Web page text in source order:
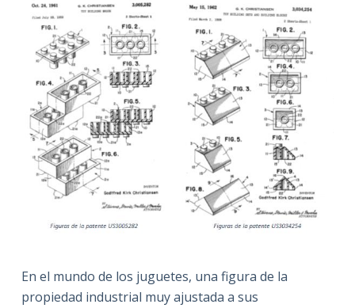
En el mundo de los juguetes, una figura de la
propiedad industrial muy ajustada a sus